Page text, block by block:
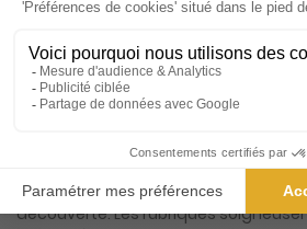
périodique, véritable compagnon
locale, en mettant en lumière les
façonnent votre quotidien. Que vous
les faits divers, fervent supporter des
de loisirs, ce magazine est conçu
vos attentes. Chaque semaine,
riche et varié où chaque page est
découverte. Les rubriques